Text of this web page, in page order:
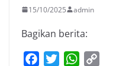
15/10/2025 admin
Bagikan berita:
W